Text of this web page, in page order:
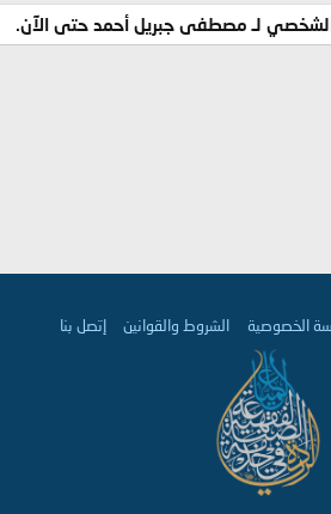
لـ مصطفى جبريل أحمد حتى الآن.
الخصوصية الشروط والقوانين إتصل بنا